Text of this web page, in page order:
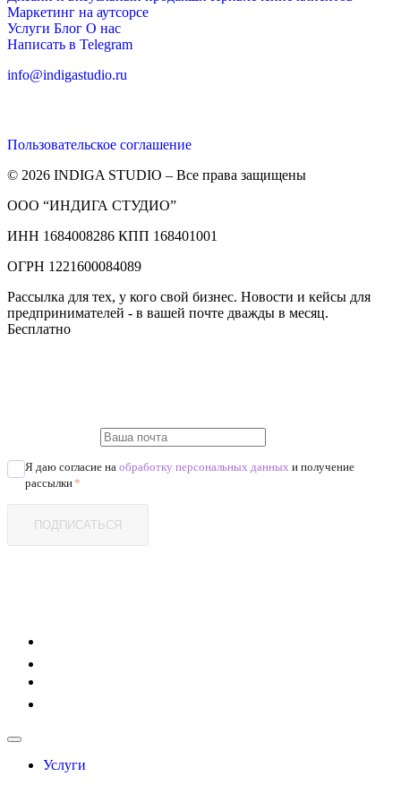
Маркетинг на аутсорсе
Услуги Блог О нас
Написать в Telegram
info@indigastudio.ru
Пользовательское соглашение
© 2026 INDIGA STUDIO – Все права защищены
ООО “ИНДИГА СТУДИО”
ИНН 1684008286 КПП 168401001
ОГРН 1221600084089
Рассылка для тех, у кого свой бизнес. Новости и кейсы для
предпринимателей - в вашей почте дважды в месяц.
Бесплатно
Я даю согласие на обработку персональных данных и получение
рассылки*
ПОДПИСАТЬСЯ
Услуги